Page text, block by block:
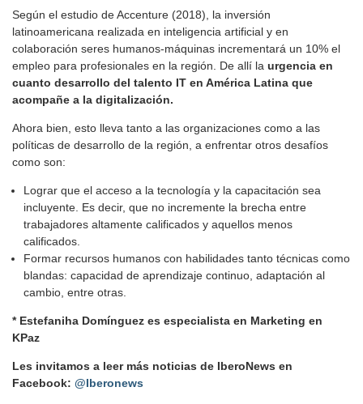
Según el estudio de Accenture (2018), la inversión
latinoamericana realizada en inteligencia artificial y en
colaboración seres humanos-máquinas incrementará un 10% el
empleo para profesionales en la región. De allí la urgencia en
cuanto desarrollo del talento IT en América Latina que
acompañe a la digitalización.
Ahora bien, esto lleva tanto a las organizaciones como a las
políticas de desarrollo de la región, a enfrentar otros desafíos
como son:
Lograr que el acceso a la tecnología y la capacitación sea
incluyente. Es decir, que no incremente la brecha entre
trabajadores altamente calificados y aquellos menos
calificados.
Formar recursos humanos con habilidades tanto técnicas como
blandas: capacidad de aprendizaje continuo, adaptación al
cambio, entre otras.
* Estefaniha Domínguez es especialista en Marketing en
KPaz
Les invitamos a leer más noticias de IberoNews en
Facebook: @Iberonews